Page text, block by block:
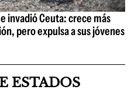
invadió Ceuta: crece más
pero expulsa a sus jóvenes
ESTADOS